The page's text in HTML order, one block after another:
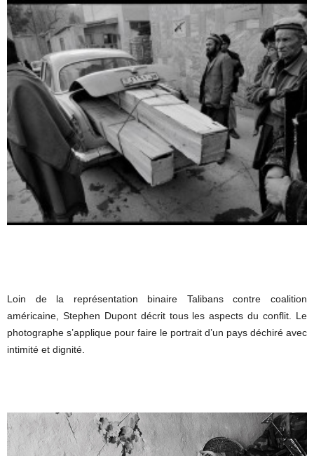
Loin de la représentation binaire Talibans contre coalition
américaine, Stephen Dupont décrit tous les aspects du conflit. Le
photographe s’applique pour faire le portrait d’un pays déchiré avec
intimité et dignité.